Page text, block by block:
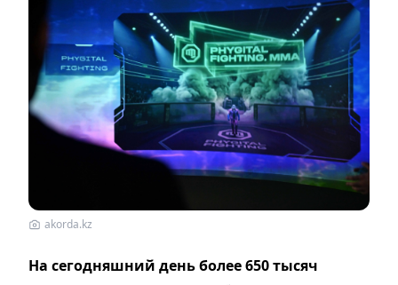
akorda.kz
На сегодняшний день более 650 тысяч